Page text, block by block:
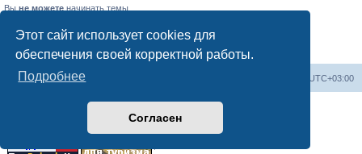
Этот сайт использует cookies для
обеспечения своей корректной работы.
Подробнее
Согласен
Вы не можете начинать темы
Выне можетередактировать свои сообщения
Выне можетеудалять свои сообщения
Выне можетедобавлять вложения
Форум «Весь Крым» UTC+03:00
Создано на основе phpBB® Forum Software © phpBB Limited
Конфиденциальность